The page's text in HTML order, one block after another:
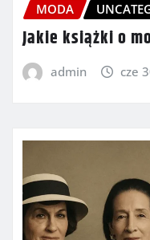
MODA
Jakie książki o
admin cze